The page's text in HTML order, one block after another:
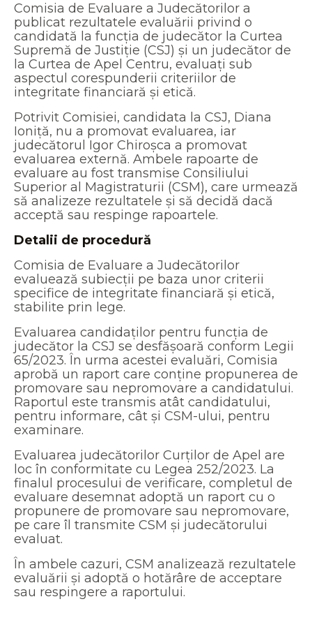
Comisia de Evaluare a Judecătorilor a
publicat rezultatele evaluării privind o
candidată la funcția de judecător la Curtea
Supremă de Justiție (CSJ) și un judecător de
la Curtea de Apel Centru, evaluați sub
aspectul corespunderii criteriilor de
integritate financiară și etică.
Potrivit Comisiei, candidata la CSJ, Diana
Ioniță, nu a promovat evaluarea, iar
judecătorul Igor Chiroșca a promovat
evaluarea externă. Ambele rapoarte de
evaluare au fost transmise Consiliului
Superior al Magistraturii (CSM), care urmează
să analizeze rezultatele și să decidă dacă
acceptă sau respinge rapoartele.
Detalii de procedură
Comisia de Evaluare a Judecătorilor
evaluează subiecții pe baza unor criterii
specifice de integritate financiară și etică,
stabilite prin lege.
Evaluarea candidaților pentru funcția de
judecător la CSJ se desfășoară conform Legii
65/2023. În urma acestei evaluări, Comisia
aprobă un raport care conține propunerea de
promovare sau nepromovare a candidatului.
Raportul este transmis atât candidatului,
pentru informare, cât și CSM-ului, pentru
examinare.
Evaluarea judecătorilor Curților de Apel are
loc în conformitate cu Legea 252/2023. La
finalul procesului de verificare, completul de
evaluare desemnat adoptă un raport cu o
propunere de promovare sau nepromovare,
pe care îl transmite CSM și judecătorului
evaluat.
În ambele cazuri, CSM analizează rezultatele
evaluării și adoptă o hotărâre de acceptare
sau respingere a raportului.